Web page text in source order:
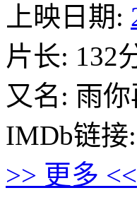
上映日期:
片长: 132
又名: 雨
IMDb链接
>> 更多 <<